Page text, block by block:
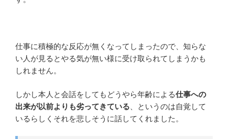
仕事に積極的な反応が無くなってしまったので、知らな
い人が見るとやる気が無い様に受け取られてしまうかも
しれません。
しかし本人と会話をしてもどうやら年齢による仕事への
出来が以前よりも劣ってきている 、というのは自覚して
いるらしくそれを悲しそうに話してくれました。